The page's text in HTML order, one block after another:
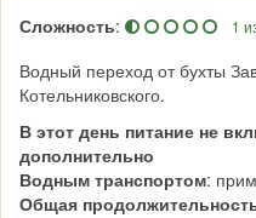
Сложность: 1
Водный переход от бухты
Котельниковского.
В этот день питание не
дополнительно
Водным транспортом:
Общая